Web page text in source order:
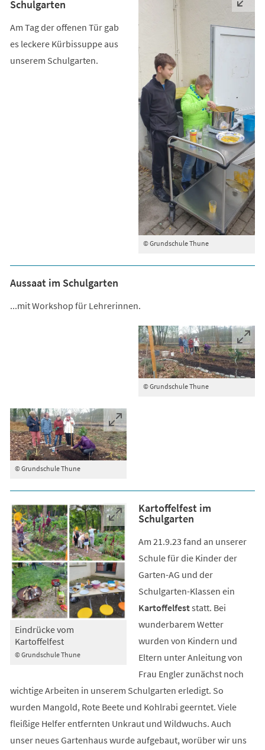
© Grundschule Thune
Schulgarten
Am Tag der offenen Tür gab
es leckere Kürbissuppe aus
unserem Schulgarten.
Aussaat im Schulgarten
...mit Workshop für Lehrerinnen.
© Grundschule Thune
© Grundschule Thune
© Grundschule Thune
Eindrücke vom
Kartoffelfest
Kartoffelfest im
Schulgarten
Am 21.9.23 fand an unserer
Schule für die Kinder der
Garten-AG und der
Schulgarten-Klassen ein
Kartoffelfeststatt. Bei
wunderbarem Wetter
wurden von Kindern und
Eltern unter Anleitung von
Frau Engler zunächst noch
wichtige Arbeiten in unserem Schulgarten erledigt. So
wurden Mangold, Rote Beete und Kohlrabi geerntet. Viele
fleißige Helfer entfernten Unkraut und Wildwuchs. Auch
unser neues Gartenhaus wurde aufgebaut, worüber wir uns